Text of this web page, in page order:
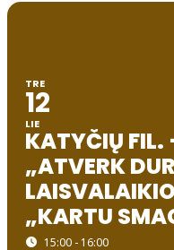
TRE
12
LIE
KATYČIŲ
„ATVERK
„KARTU
15:00 - 16:00